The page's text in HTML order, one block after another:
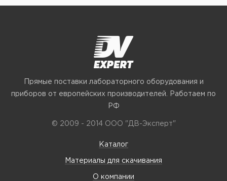
Прямые поставки лабораторного оборудования и
приборов от европейских производителей. Работаем по
РФ
© 2009 - 2014 ООО "ДВ-Эксперт"
Каталог
Материалы для скачивания
О компании